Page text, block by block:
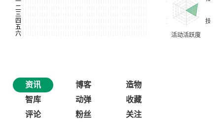
资讯 博客
造物
智库
动弹
收藏
评论
粉丝 关注